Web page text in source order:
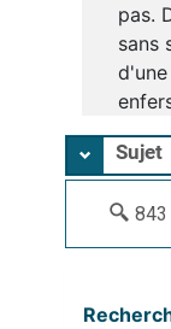
pas.
sans
Sujet